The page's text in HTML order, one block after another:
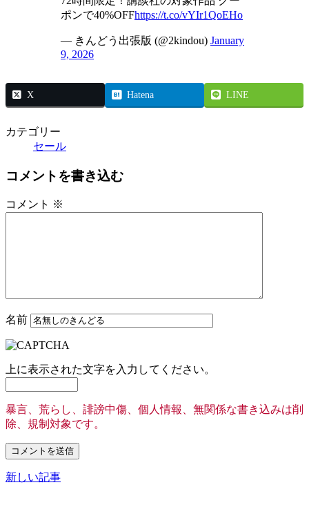
ポンで40%OFFhttps://t.co/vYIr1QoEHo
— きんどう出張版 (@2kindou) January
9, 2026
X Hatena LINE
カテゴリー
セール
コメントを書き込む
コメント ※
名前
上に表示された文字を入力してください。
暴言、荒らし、誹謗中傷、個人情報、無関係な書き込みは削
除、規制対象です。
新しい記事